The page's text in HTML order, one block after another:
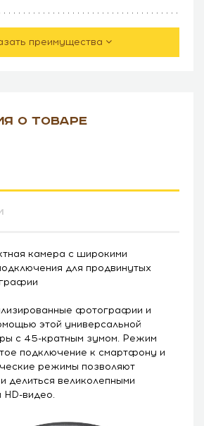
преимущества
О ТОВАРЕ
камера с широкими
для продвинутых
фотографии и
этой универсальной
с 45-кратным зумом. Режим
подключение к смартфону и
режимы позволяют
делиться великолепными
видео.